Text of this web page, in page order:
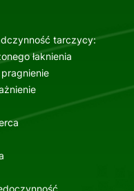
tarczycy:
łaknienia